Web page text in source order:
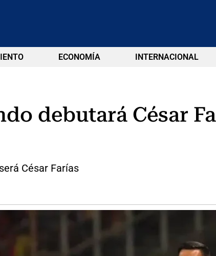
ECONOMÍA INTERNACIONAL
debutará César
César Farías